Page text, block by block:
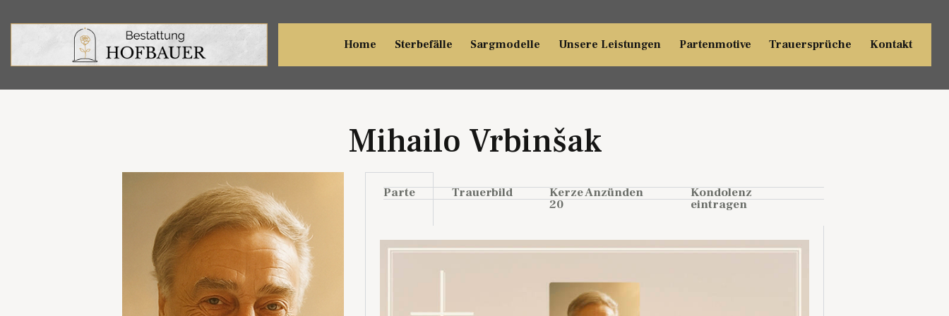
Home Sterbefälle Sargmodelle Unsere Leistungen Partenmotive Trauersprüche Kontakt
Mihailo Vrbinšak
Parte Trauerbild Kerze Anzünden
20
Kondolenz
eintragen